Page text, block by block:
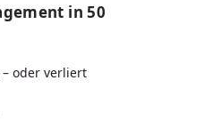
in 50
oder verliert